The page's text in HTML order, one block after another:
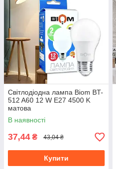
Світлодіодна лампа Biom BT-
512 A60 12 W E27 4500 K
матова
В наявності
37,44 ₴ 43,04 ₴
Купити